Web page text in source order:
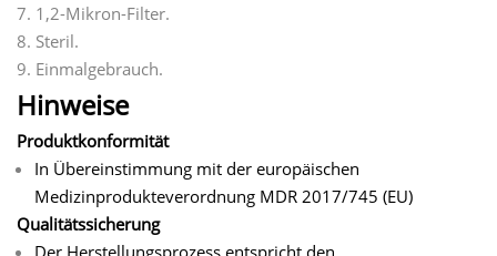
7. 1,2-Mikron-Filter.
8. Steril.
9. Einmalgebrauch.
Hinweise
Produktkonformität
In Übereinstimmung mit der europäischen
Medizinprodukteverordnung MDR 2017/745 (EU)
Qualitätssicherung
Der Herstellungsprozess entspricht den